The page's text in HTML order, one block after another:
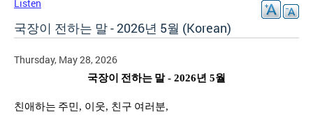
Listen
국장이 전하는 말 - 2026년 5월 (Korean)
Thursday, May 28, 2026
국장이 전하는 말- 2026년 5월
친애하는 주민 , 이웃, 친구 여러분,